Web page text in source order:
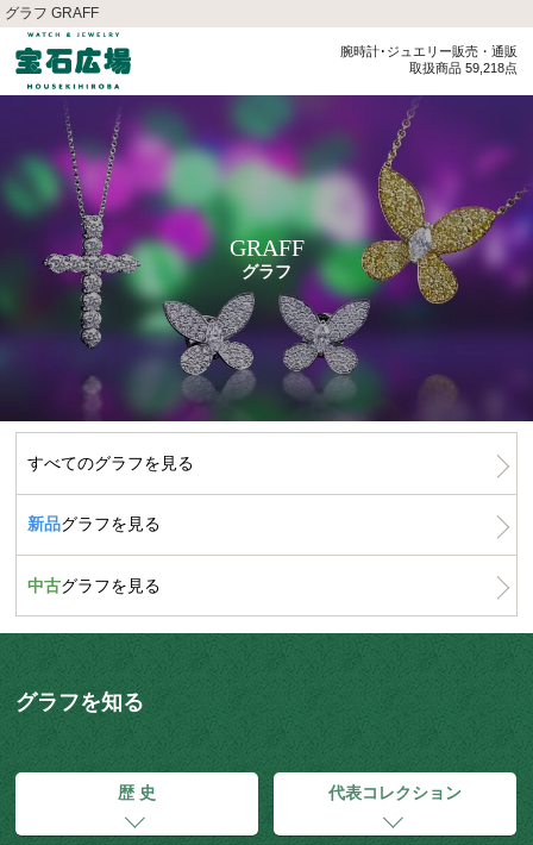
グラフ GRAFF
腕時計･ジュエリー販売・通販
取扱商品 59,218点
GRAFF
グラフ
すべてのグラフを見る
新品グラフを見る
中古グラフを見る
グラフを知る
歴 史 代表コレクション